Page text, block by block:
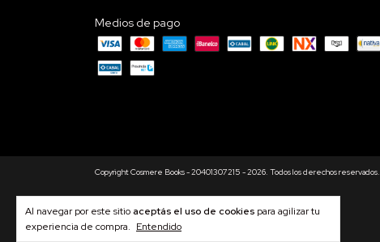
Al navegar por este sitio aceptás el uso de cookies para agilizar tu
experiencia de compra. Entendido
Medios de pago
Copyright Cosmere Books - 20401307215 - 2026. Todos los derechos reservados.